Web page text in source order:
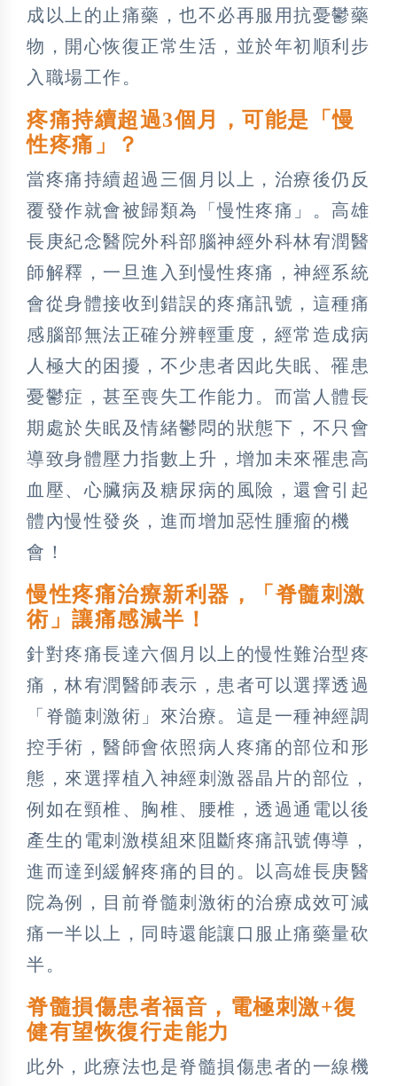
成以上的止痛藥，也不必再服用抗憂鬱藥
物，開心恢復正常生活，並於年初順利步
入職場工作。
疼痛持續超過3個月，可能是「慢
性疼痛」？
當疼痛持續超過三個月以上，治療後仍反
覆發作就會被歸類為「慢性疼痛」。高雄
長庚紀念醫院外科部腦神經外科林宥潤醫
師解釋，一旦進入到慢性疼痛，神經系統
會從身體接收到錯誤的疼痛訊號，這種痛
感腦部無法正確分辨輕重度，經常造成病
人極大的困擾，不少患者因此失眠、罹患
憂鬱症，甚至喪失工作能力。而當人體長
期處於失眠及情緒鬱悶的狀態下，不只會
導致身體壓力指數上升，增加未來罹患高
血壓、心臟病及糖尿病的風險，還會引起
體內慢性發炎，進而增加惡性腫瘤的機
會！
慢性疼痛治療新利器，「脊髓刺激
術」讓痛感減半！
針對疼痛長達六個月以上的慢性難治型疼
痛，林宥潤醫師表示，患者可以選擇透過
「脊髓刺激術」來治療。這是一種神經調
控手術，醫師會依照病人疼痛的部位和形
態，來選擇植入神經刺激器晶片的部位，
例如在頸椎、胸椎、腰椎，透過通電以後
產生的電刺激模組來阻斷疼痛訊號傳導，
進而達到緩解疼痛的目的。以高雄長庚醫
院為例，目前脊髓刺激術的治療成效可減
痛一半以上，同時還能讓口服止痛藥量砍
半。
脊髓損傷患者福音，電極刺激+復
健有望恢復行走能力
此外，此療法也是脊髓損傷患者的一線機